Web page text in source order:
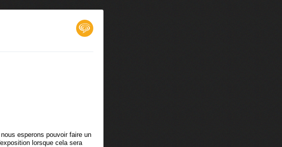
esperons pouvoir faire un
lorsque cela sera